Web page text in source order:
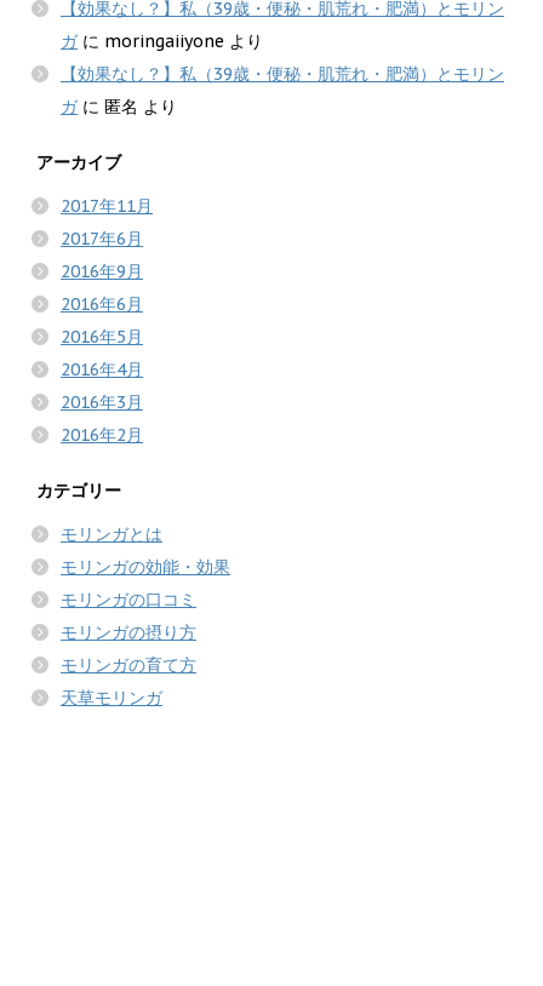
【効果なし？】私（39歳・便秘・肌荒れ・肥満）とモリン
ガに moringaiiyone より
【効果なし？】私（39歳・便秘・肌荒れ・肥満）とモリン
ガに 匿名 より
アーカイブ
2017年11月
2017年6月
2016年9月
2016年6月
2016年5月
2016年4月
2016年3月
2016年2月
カテゴリー
モリンガとは
モリンガの効能・効果
モリンガの口コミ
モリンガの摂り方
モリンガの育て方
天草モリンガ